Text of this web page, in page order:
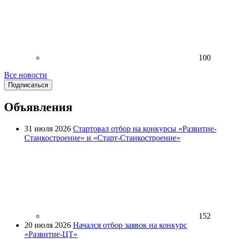
100
Все новости
Подписаться
Объявления
31 июля 2026 Стартовал отбор на конкурсы «Развитие-
Станкостроение» и «Старт-Станкостроение»
152
20 июля 2026 Начался отбор заявок на конкурс
«Развитие-ЦТ»